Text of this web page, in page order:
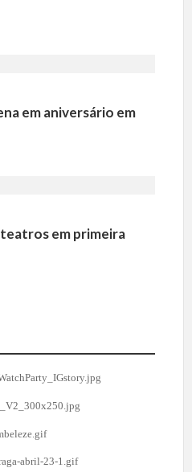
em aniversário em
em primeira